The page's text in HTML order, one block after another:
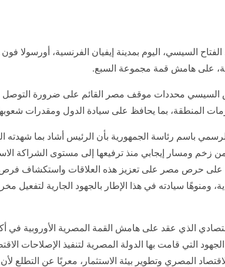
السيسي، اليوم بمدينة إيفيان الفرنسية، أورسولا فون
على هامش قمة مجموعة السبع.
السيسي محددات موقف مصر القائم على ضرورة التوصل
المنطقة، بما يحافظ على سيادة الدول ومقدرات
باسم رئاسة الجمهورية بأن الرئيس أشاد بما شهدته
من زخم ومسار إيجابي منذ ترفيعها إلى مستوى الشراكة
مشددًا على حرص مصر على تعزيز هذه العلاقات واستكشاف
ومنوهًا سيادته في هذا الإطار بالجهود الجارية لتفعيل
التي قامت بها الدولة المصرية لتنفيذ الإصلاحات
المصري وتطوير بيئة الاستثمار، معربًا عن